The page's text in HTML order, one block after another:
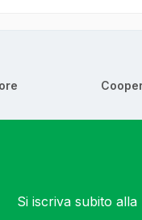
Si iscriva subito